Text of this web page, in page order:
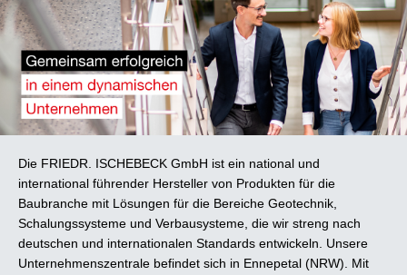
Die FRIEDR. ISCHEBECK GmbH ist ein national und
international führender Hersteller von Produkten für die
Baubranche mit Lösungen für die Bereiche Geotechnik,
Schalungssysteme und Verbausysteme, die wir streng nach
deutschen und internationalen Standards entwickeln. Unsere
Unternehmenszentrale befindet sich in Ennepetal (NRW). Mit